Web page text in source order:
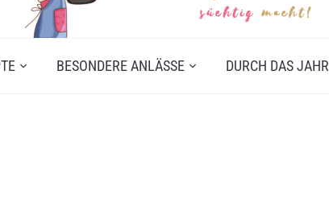
BESONDERE ANLÄSSE DURCH DAS JAHR